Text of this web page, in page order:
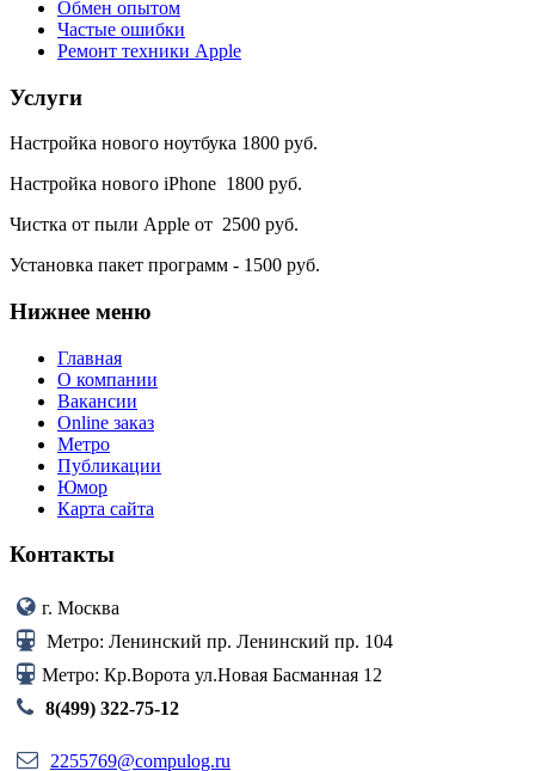
Обмен опытом
Частые ошибки
Ремонт техники Apple
Услуги
Настройка нового ноутбука 1800 руб.
Настройка нового iPhone 1800 руб.
Чистка от пыли Apple от 2500 руб.
Установка пакет программ - 1500 руб.
Нижнее меню
Главная
О компании
Вакансии
Online заказ
Метро
Публикации
Юмор
Карта сайта
Контакты
г. Москва
Метро: Ленинский пр. Ленинский пр. 104
Метро: Кр.Ворота ул.Новая Басманная 12
8(499) 322-75-12
2255769@compulog.ru